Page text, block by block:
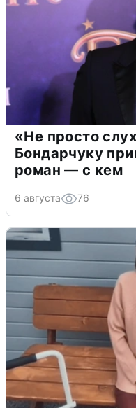
«Не просто
Бондарчуку
роман — с кем
6 августа 76